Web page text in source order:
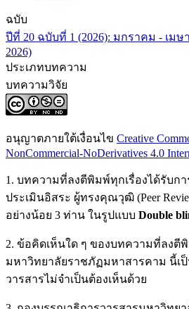
ฉบับ
ปีที่ 20 ฉบับที่ 1 (2026): มกราคม - เมษา
2026)
ประเภทบทความ
บทความวิจัย
อนุญาตภายใต้เงื่อนไข Creative
NonCommercial-NoDerivatives 4.0
1. บทความที่ลงตีพิมพ์ทุกเรื่องได้รับก
ประเมินอิสระ ผู้ทรงคุณวุฒิ (Peer
อย่างน้อย 3 ท่าน ในรูปแบบ Double
2. ข้อคิดเห็นใด ๆ ของบทความที่ลงตี
มหาวิทยาลัยราชภัฏมหาสารคาม นี้เ
วารสารไม่จำเป็นต้องเห็นด้วย